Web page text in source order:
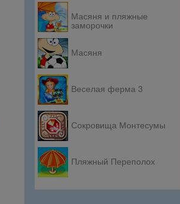
Масяня и пляжные
заморочки
Масяня
Веселая ферма 3
Сокровища Монтесумы
Пляжный Переполох